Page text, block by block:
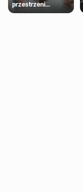
przestrzeni
przeznaczonych